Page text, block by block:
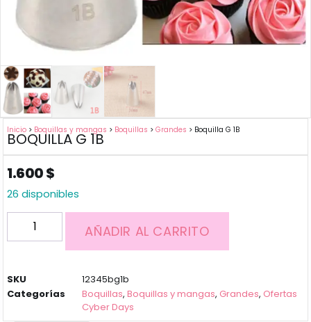
Inicio > Boquillas y mangas > Boquillas >Grandes > Boquilla G 1B
BOQUILLA G 1B
1.600$
26 disponibles
AÑADIR AL CARRITO
SKU
12345bg1b
Categorías
Boquillas,Boquillas y mangas, Grandes, Ofertas
Cyber Days